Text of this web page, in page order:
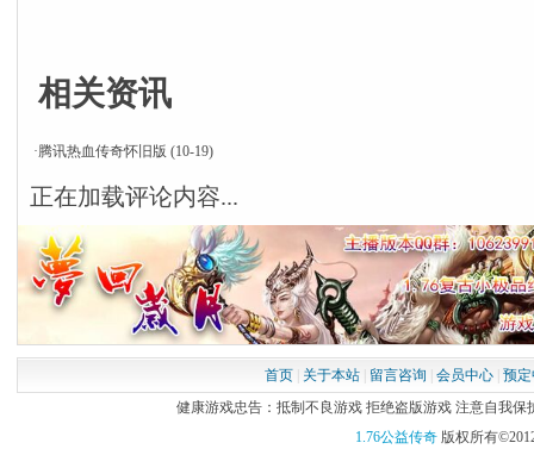
相关资讯
·腾讯热血传奇怀旧版 (10-19)
正在加载评论内容...
首页| 关于本站| 留言咨询 会员中心| 预
健康游戏忠告：抵制不良游戏 拒绝盗版游戏 注意自我保
1.76公益传奇版权所有